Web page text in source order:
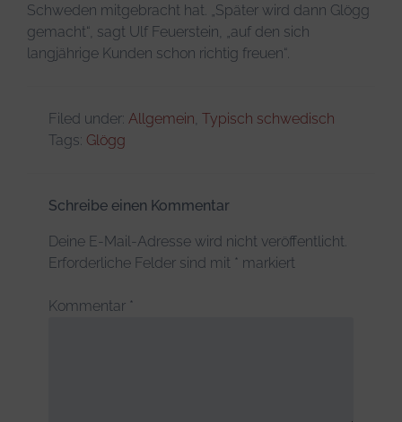
Schweden mitgebracht hat. „Später wird dann Glögg
gemacht“, sagt Ulf Feuerstein, „auf den sich
langjährige Kunden schon richtig freuen“.
Filed under: Allgemein, Typisch schwedisch
Tags: Glögg
Schreibe einen Kommentar
Deine E-Mail-Adresse wird nicht veröffentlicht.
Erforderliche Felder sind mit * markiert
Kommentar *